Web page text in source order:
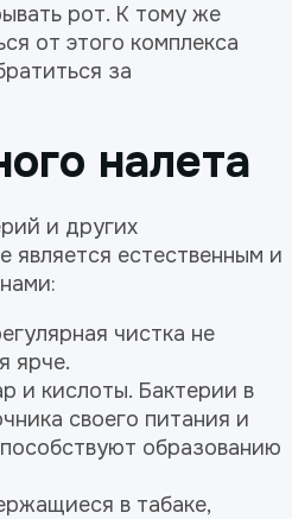
рот. К тому же
от этого комплекса
за
налета
и других
является естественным и
чистка не
ярче.
и кислоты. Бактерии в
своего питания и
образованию
в табаке,